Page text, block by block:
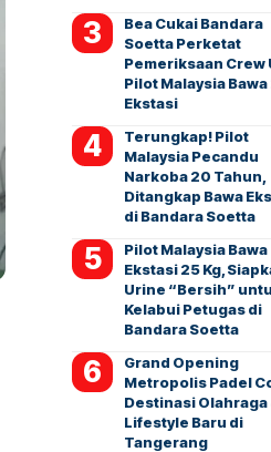
Bea Cukai Bandara
Soetta Perketat
Pemeriksaan Crew
Pilot Malaysia Bawa
Ekstasi
Terungkap! Pilot
Malaysia Pecandu
Narkoba 20 Tahun,
Ditangkap Bawa
di Bandara Soetta
Pilot Malaysia Bawa
Ekstasi 25 Kg,
Urine “Bersih”
Kelabui Petugas di
Bandara Soetta
Grand Opening
Metropolis Padel
Destinasi Olahraga
Lifestyle Baru di
Tangerang